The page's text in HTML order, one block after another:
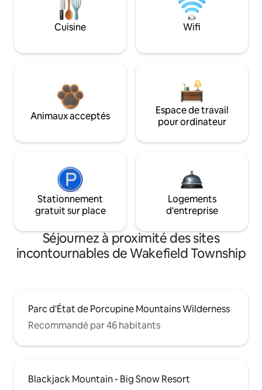
Cuisine Wifi
Animaux acceptés
Espace de travail
pour ordinateur
Stationnement
gratuit sur place
Logements
d'entreprise
Séjournez à proximité des sites
incontournables de Wakefield Township
Parc d'État de Porcupine Mountains Wilderness
Recommandé par 46 habitants
Blackjack Mountain - Big Snow Resort